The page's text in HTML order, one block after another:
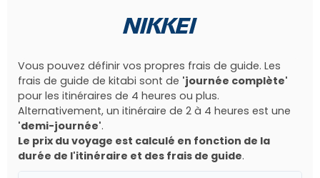
Vous pouvez définir vos propres frais de guide. Les
frais de guide de kitabi sont de 'journée complète'
pour les itinéraires de 4 heures ou plus.
Alternativement, un itinéraire de 2 à 4 heures est une
'demi-journée'.
Le prix du voyage est calculé en fonction de la
durée de l'itinéraire et des frais de guide.